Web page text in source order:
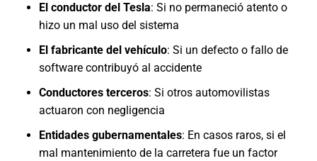
El conductor del Tesla: Si no permaneció atento o
hizo un mal uso del sistema
El fabricante del vehículo: Si un defecto o fallo de
software contribuyó al accidente
Conductores terceros: Si otros automovilistas
actuaron con negligencia
Entidades gubernamentales: En casos raros, si el
mal mantenimiento de la carretera fue un factor